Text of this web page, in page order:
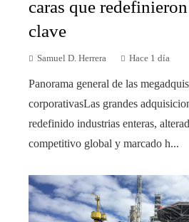
caras que
clave
Samuel D. Herrera Hace 1 día
Panorama general de las
corporativasLas grandes
redefinido industrias enteras,
competitivo global y marcado h...